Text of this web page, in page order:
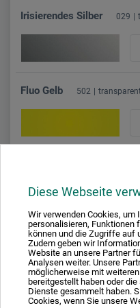
Diese Webseite
Wir verwenden Cookies, um
personalisieren, Funktionen
können und die Zugriffe auf
Zudem geben wir
Website an unsere Partner
Analysen weiter. Unsere
möglicherweise mit
bereitgestellt haben oder
Dienste gesammelt haben.
Cookies, wenn Sie unsere
Irisierendes Silber 029
Fluo Gelb 502
Fluo Grün 895